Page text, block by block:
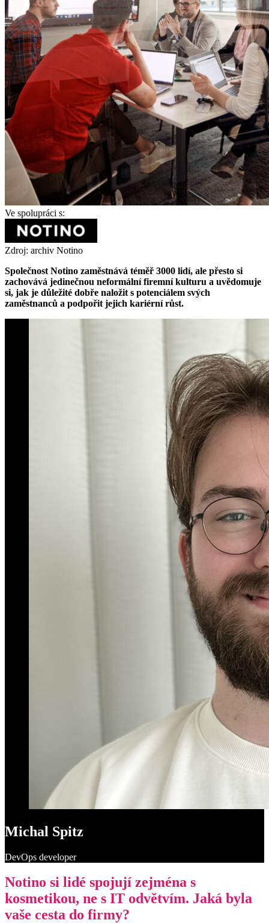
Ve spolupráci s:
Zdroj: archiv Notino
Společnost Notino zaměstnává téměř 3000 lidí, ale přesto si
zachovává jedinečnou neformální firemní kulturu a uvědomuje
si, jak je důležité dobře naložit s potenciálem svých
zaměstnanců a podpořit jejich kariérní růst.
Michal Spitz
DevOps developer
Notino si lidé spojují zejména s
kosmetikou, ne s IT odvětvím. Jaká byla
vaše cesta do firmy?